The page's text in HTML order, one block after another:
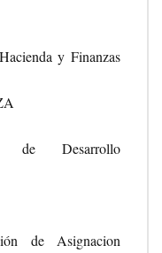
y Finanzas
de Desarrollo
de
Asignacion